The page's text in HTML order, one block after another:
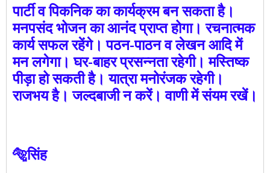
पार्टी व पिकनिक का कार्यक्रम बन सकता है।
मनपसंद भोजन का आनंद प्राप्त होगा। रचनात्मक
कार्य सफल रहेंगे। पठन-पाठन व लेखन आदि में
मन लगेगा। घर-बाहर प्रसन्नता रहेगी। मस्तिष्क
पीड़ा हो सकती है। यात्रा मनोरंजक रहेगी।
राजभय है। जल्दबाजी न करें। वाणी में संयम रखें।
🐅सिंह